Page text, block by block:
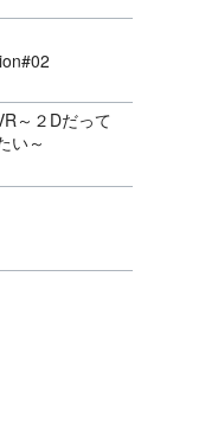
～２Dだって
い～